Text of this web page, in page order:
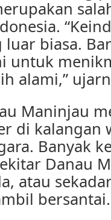
biasa.
untuk
alami,”
Maninjau
di kalangan
Banyak
Danau
atau
bersantai.